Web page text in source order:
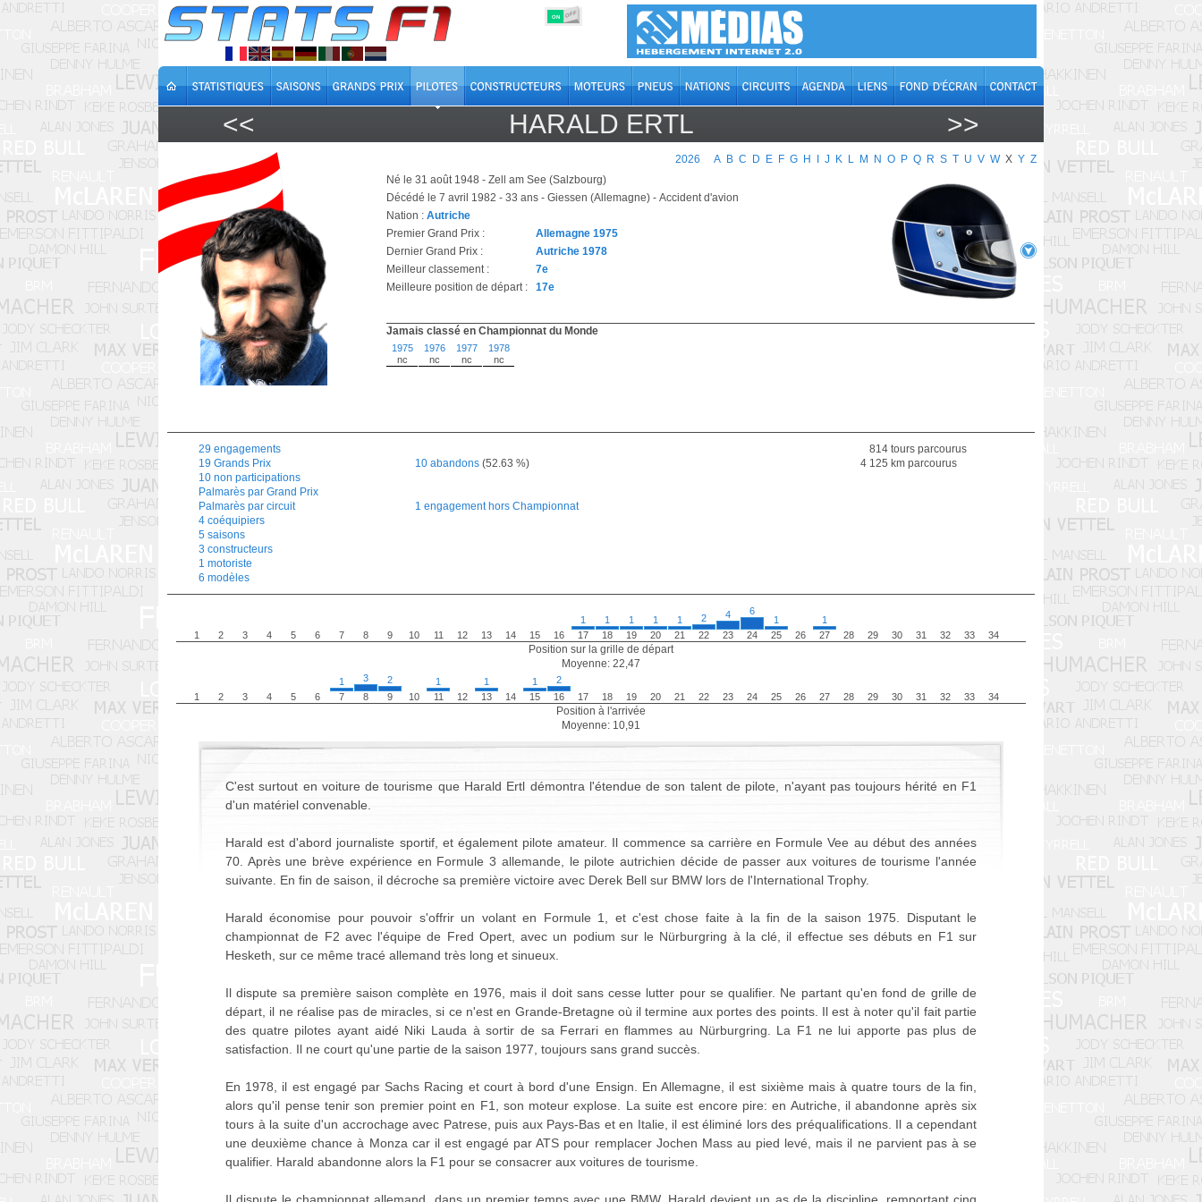
ON OFF
<< HARALD ERTL >>
2026 A B C D E F G H J K L M N O P Q R S T U V W X Y Z
Né le 31 août 1948 - Zell am See (Salzbourg)
Décédé le 7 avril 1982 - 33 ans - Giessen (Allemagne) - Accident d'avion
Nation : Autriche
Premier Grand Prix :
Allemagne 1975
Dernier Grand Prix :
Autriche 1978
Meilleur classement :
7e
Meilleure position de départ :
17e
Jamais classé en Championnat du Monde
1975
nc
1976
nc
1977
nc
1978
nc
29 engagements
19 Grands Prix
10 non participations
Palmarès par Grand Prix
Palmarès par circuit
4 coéquipiers
5 saisons
3 constructeurs
1 motoriste
6 modèles
10 abandons (52.63 %)
1 engagement hors Championnat
814 tours parcourus
4 125 km parcourus
1 2 3 4 5 6 7 8 9 10 11 12 13 14 15 16
1
17
1
18
1
19
1
20
1
21
2
22
4
23
6
24
1
25
26
1
27
28 29 30 31 32 33 34
Position sur la grille de départ
Moyenne: 22,47
1 2 3 4 5 6
1
7
3
8
2
9
10
1
11
12
1
13
14
1
15
2
16
17 18 19 20 21 22 23 24 25 26 27 28 29 30 31 32 33 34
Position à l'arrivée
Moyenne: 10,91
C'est surtout en voiture de tourisme que Harald Ertl démontra l'étendue de son talent de pilote, n'ayant pas toujours hérité en F1
d'un matériel convenable.
Harald est d'abord journaliste sportif, et également pilote amateur. Il commence sa carrière en Formule Vee au début des années
70. Après une brève expérience en Formule 3 allemande, le pilote autrichien décide de passer aux voitures de tourisme l'année
suivante. En fin de saison, il décroche sa première victoire avec Derek Bell sur BMW lors de l'International Trophy.
Harald économise pour pouvoir s'offrir un volant en Formule 1, et c'est chose faite à la fin de la saison 1975. Disputant le
championnat de F2 avec l'équipe de Fred Opert, avec un podium sur le Nürburgring à la clé, il effectue ses débuts en F1 sur
Hesketh, sur ce même tracé allemand très long et sinueux.
Il dispute sa première saison complète en 1976, mais il doit sans cesse lutter pour se qualifier. Ne partant qu'en fond de grille de
départ, il ne réalise pas de miracles, si ce n'est en Grande-Bretagne où il termine aux portes des points. Il est à noter qu'il fait partie
des quatre pilotes ayant aidé Niki Lauda à sortir de sa Ferrari en flammes au Nürburgring. La F1 ne lui apporte pas plus de
satisfaction. Il ne court qu'une partie de la saison 1977, toujours sans grand succès.
En 1978, il est engagé par Sachs Racing et court à bord d'une Ensign. En Allemagne, il est sixième mais à quatre tours de la fin,
alors qu'il pense tenir son premier point en F1, son moteur explose. La suite est encore pire: en Autriche, il abandonne après six
tours à la suite d'un accrochage avec Patrese, puis aux Pays-Bas et en Italie, il est éliminé lors des préqualifications. Il a cependant
une deuxième chance à Monza car il est engagé par ATS pour remplacer Jochen Mass au pied levé, mais il ne parvient pas à se
qualifier. Harald abandonne alors la F1 pour se consacrer aux voitures de tourisme.